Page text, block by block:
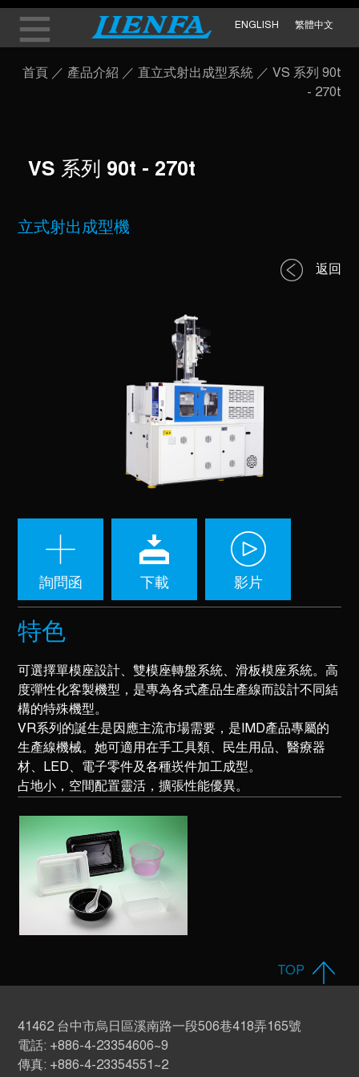
ENGLISH 繁體中文
首頁 ／ 產品介紹 ／ 直立式射出成型系統／
VS 系列 90t
- 270t
VS 系列 90t - 270t
立式射出成型機
返回
影片
詢問函 下載
特色
可選擇單模座設計、雙模座轉盤系統、滑板模座系統。高
度彈性化客製機型，是專為各式產品生產線而設計不同結
構的特殊機型。
VR系列的誕生是因應主流市場需要，是IMD產品專屬的
生產線機械。她可適用在手工具類、民生用品、醫療器
材、LED、電子零件及各種崁件加工成型。
占地小，空間配置靈活，擴張性能優異。
TOP
41462 台中市烏日區溪南路一段506巷418弄165號
電話: +886-4-23354606~9
傳真: +886-4-23354551~2